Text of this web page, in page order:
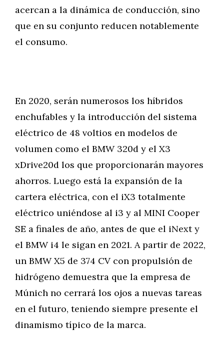
acercan a la dinámica de conducción, sino
que en su conjunto reducen notablemente
el consumo.
En 2020, serán numerosos los híbridos
enchufables y la introducción del sistema
eléctrico de 48 voltios en modelos de
volumen como el BMW 320d y el X3
xDrive20d los que proporcionarán mayores
ahorros. Luego está la expansión de la
cartera eléctrica, con el iX3 totalmente
eléctrico uniéndose al i3 y al MINI Cooper
SE a finales de año, antes de que el iNext y
el BMW i4 le sigan en 2021. A partir de 2022,
un BMW X5 de 374 CV con propulsión de
hidrógeno demuestra que la empresa de
Múnich no cerrará los ojos a nuevas tareas
en el futuro, teniendo siempre presente el
dinamismo típico de la marca.